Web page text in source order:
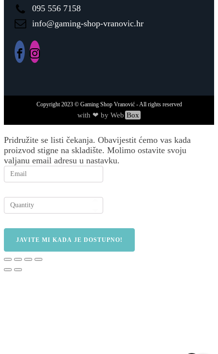
095 556 7158
info@gaming-shop-vranovic.hr
Copyright2023© Gaming Shop Vranović - All rights reserved
with ❤ by Web Box
Pridružite se listi čekanja. Obavijestit ćemo vas kada
proizvod stigne na skladište. Molimo ostavite svoju
valjanu email adresu u nastavku.
JAVITE MI KADA JE DOSTUPNO!